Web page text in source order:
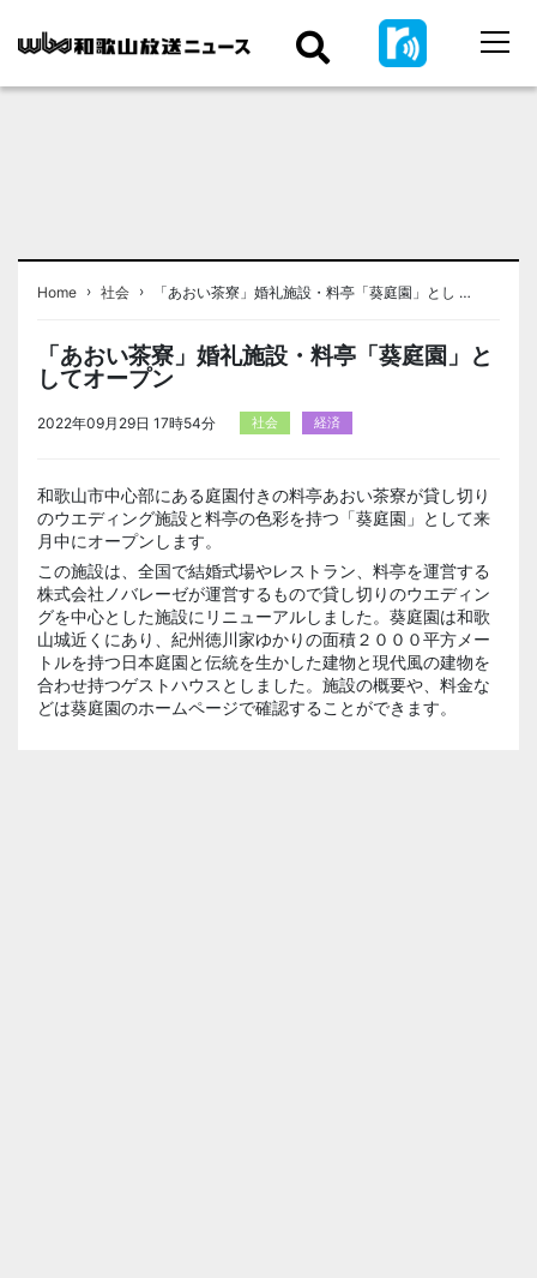
Home › 社会 › 「あおい茶寮」婚礼施設・料亭「葵庭園」とし …
「あおい茶寮」婚礼施設・料亭「葵庭園」と
してオープン
2022年09月29日 17時54分 社会 経済
和歌山市中心部にある庭園付きの料亭あおい茶寮が貸し切り
のウエディング施設と料亭の色彩を持つ「葵庭園」として来
月中にオープンします。
この施設は、全国で結婚式場やレストラン、料亭を運営する
株式会社ノバレーゼが運営するもので貸し切りのウエディン
グを中心とした施設にリニューアルしました。葵庭園は和歌
山城近くにあり、紀州徳川家ゆかりの面積２０００平方メー
トルを持つ日本庭園と伝統を生かした建物と現代風の建物を
合わせ持つゲストハウスとしました。施設の概要や、料金な
どは葵庭園のホームページで確認することができます。